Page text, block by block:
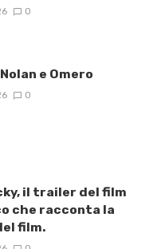
0
e Omero
0
il trailer del film
che racconta la
film.